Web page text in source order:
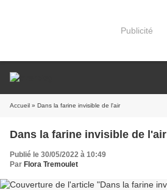
Publicité
Accueil » Dans la farine invisible de l'air
Dans la farine invisible de l'air
Publié le 30/05/2022 à 10:49
Par Flora Tremoulet